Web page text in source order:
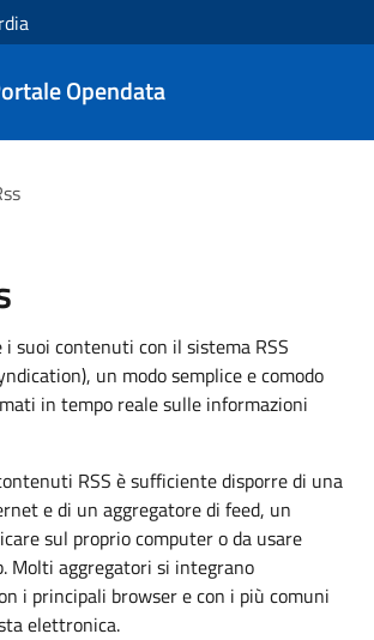
Opendata
suoi contenuti con il sistema RSS
un modo semplice e comodo
in tempo reale sulle informazioni
RSS è sufficiente disporre di una
e di un aggregatore di feed, un
sul proprio computer o da usare
Molti aggregatori si integrano
i principali browser e con i più comuni
elettronica.